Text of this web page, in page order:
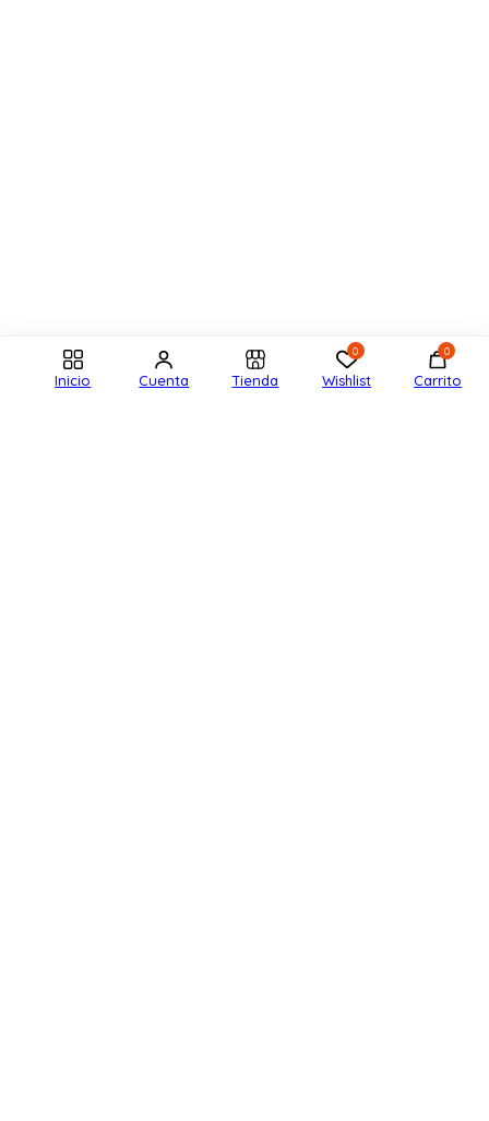
Inicio Cuenta Tienda
0
Wishlist
0
Carrito